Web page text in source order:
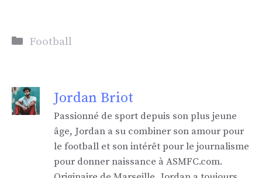
Catégories
Football
Jordan Briot
Passionné de sport depuis son plus jeune
âge, Jordan a su combiner son amour pour
le football et son intérêt pour le journalisme
pour donner naissance à ASMFC.com.